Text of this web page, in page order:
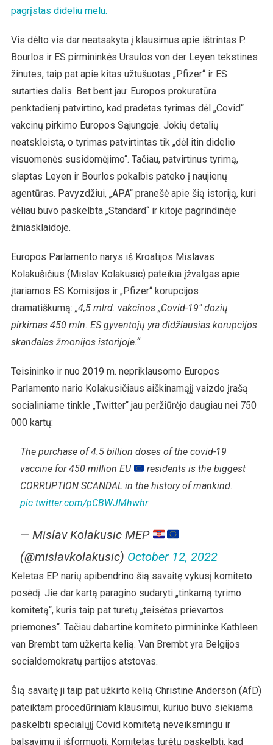
pagrįstas dideliu melu.
Vis dėlto vis dar neatsakyta į klausimus apie ištrintas P.
Bourlos ir ES pirmininkės Ursulos von der Leyen tekstines
žinutes, taip pat apie kitas užtušuotas „Pfizer“ ir ES
sutarties dalis. Bet bent jau: Europos prokuratūra
penktadienį patvirtino, kad pradėtas tyrimas dėl „Covid“
vakcinų pirkimo Europos Sąjungoje. Jokių detalių
neatskleista, o tyrimas patvirtintas tik „dėl itin didelio
visuomenės susidomėjimo“. Tačiau, patvirtinus tyrimą,
slaptas Leyen ir Bourlos pokalbis pateko į naujienų
agentūras. Pavyzdžiui, „APA“ pranešė apie šią istoriją, kuri
vėliau buvo paskelbta „Standard“ ir kitoje pagrindinėje
žiniasklaidoje.
Europos Parlamento narys iš Kroatijos Mislavas
Kolakušičius (Mislav Kolakusic) pateikia įžvalgas apie
įtariamos ES Komisijos ir „Pfizer“ korupcijos
dramatiškumą: „4,5 mlrd. vakcinos „Covid-19″ dozių
pirkimas 450 mln. ES gyventojų yra didžiausias korupcijos
skandalas žmonijos istorijoje.“
Teisininko ir nuo 2019 m. nepriklausomo Europos
Parlamento nario Kolakusičiaus aiškinamąjį vaizdo įrašą
socialiniame tinkle „Twitter“ jau peržiūrėjo daugiau nei 750
000 kartų:
The purchase of 4.5 billion doses of the covid-19
vaccine for 450 million EU
residents is the biggest
CORRUPTION SCANDAL in the history of mankind.
pic.twitter.com/pCBWJMhwhr
— Mislav Kolakusic MEP
(@mislavkolakusic) October 12, 2022
Keletas EP narių apibendrino šią savaitę vykusį komiteto
posėdį. Jie dar kartą paragino sudaryti „tinkamą tyrimo
komitetą“, kuris taip pat turėtų „teisėtas prievartos
priemones“. Tačiau dabartinė komiteto pirmininkė Kathleen
van Brembt tam užkerta kelią. Van Brembt yra Belgijos
socialdemokratų partijos atstovas.
Šią savaitę ji taip pat užkirto kelią Christine Anderson (AfD)
pateiktam procedūriniam klausimui, kuriuo buvo siekiama
paskelbti specialųjį Covid komitetą neveiksmingu ir
balsavimu jį išformuoti. Komitetas turėtų paskelbti, kad